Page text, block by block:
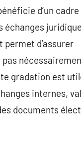
d’un cadre
échanges
d’assurer
gradation est
internes,
documents